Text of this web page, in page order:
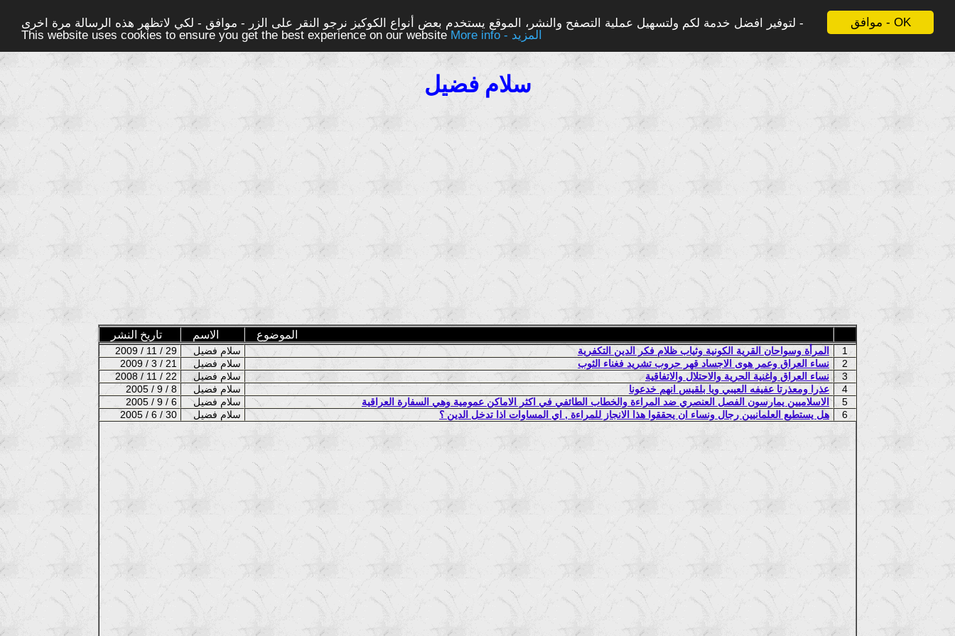
موافق - OK
لتوفير افضل خدمة لكم ولتسهيل عملية التصفح والنشر، الموقع يستخدم بعض أنواع الكوكيز نرجو النقر على الزر - موافق - لكي لاتظهر هذه الرسالة مرة اخرى -
This website uses cookies to ensure you get the best experience on our website
More info - المزيد
سلام فضيل
تاريخ النشر الاسم الموضوع
2009 / 11 / 29 المرأة وسواحان القرية الكونية وثياب ظلام فكر الدين التكفرية
1
2009 / 3 / 21
نساء العراق وعمر هوى الاجساد قهر حروب تشريد فغناء الثوب
2
2008 / 11 / 22
نساء العراق واغنية الحرية والاحتلال والاتفاقية
3
2005 / 9 / 8
عذرا ومعذرتا عفيفه العيبي ويا بلقيس انهم خدعونا
4
2005 / 9 / 6
الاسلاميين يمارسون الفصل العنصري ضد المراءة والخطاب الطائفي في اكثر الاماكن عمومية وهي السفارة العراقية
5
2005 / 6 / 30
هل يستطيع العلمانيين رجال ونساء ان يحققوا هذا الانجاز للمراءة , اي المساوات اذا تدخل الدين ؟ 6